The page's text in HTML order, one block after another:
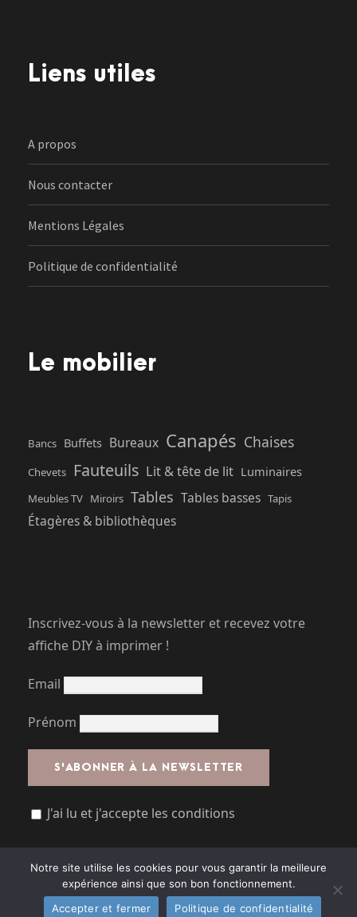
Liens utiles
A propos
Nous contacter
Mentions Légales
Politique de confidentialité
Le mobilier
Bancs Buffets Bureaux Canapés Chaises
Chevets Fauteuils Lit & tête de lit Luminaires
Meubles TV Miroirs Tables Tables basses Tapis
Étagères & bibliothèques
Inscrivez-vous à la newsletter et recevez votre
affiche DIY à imprimer !
Email
Prénom
J'ai lu et j'accepte les conditions
Notre site utilise les cookies pour vous garantir la meilleure
expérience ainsi que son bon fonctionnement.
Accepter et fermer
Politique de confidentialité